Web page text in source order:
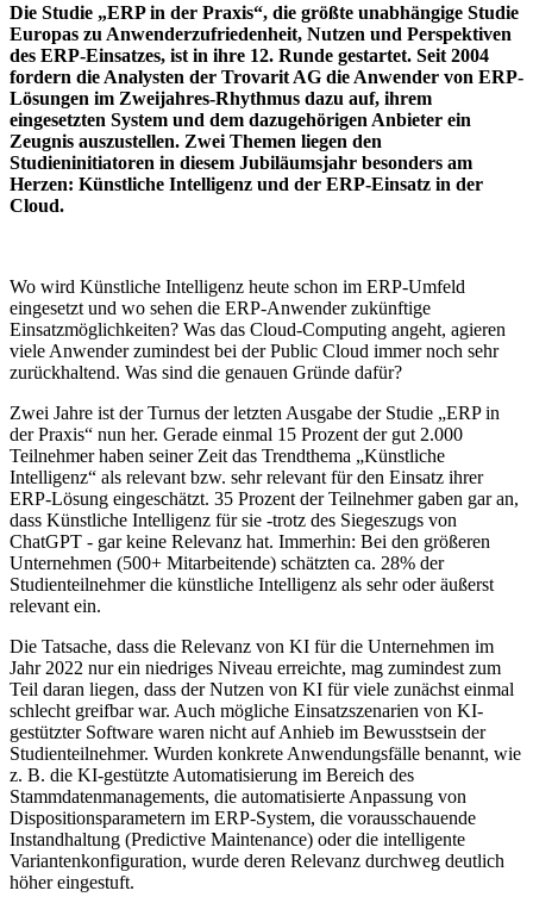
Die Studie „ERP in der Praxis“, die größte unabhängige Studie
Europas zu Anwenderzufriedenheit, Nutzen und Perspektiven
des ERP-Einsatzes, ist in ihre 12. Runde gestartet. Seit 2004
fordern die Analysten der Trovarit AG die Anwender von ERP-
Lösungen im Zweijahres-Rhythmus dazu auf, ihrem
eingesetzten System und dem dazugehörigen Anbieter ein
Zeugnis auszustellen. Zwei Themen liegen den
Studieninitiatoren in diesem Jubiläumsjahr besonders am
Herzen: Künstliche Intelligenz und der ERP-Einsatz in der
Cloud.
Wo wird Künstliche Intelligenz heute schon im ERP-Umfeld
eingesetzt und wo sehen die ERP-Anwender zukünftige
Einsatzmöglichkeiten? Was das Cloud-Computing angeht, agieren
viele Anwender zumindest bei der Public Cloud immer noch sehr
zurückhaltend. Was sind die genauen Gründe dafür?
Zwei Jahre ist der Turnus der letzten Ausgabe der Studie „ERP in
der Praxis“ nun her. Gerade einmal 15 Prozent der gut 2.000
Teilnehmer haben seiner Zeit das Trendthema „Künstliche
Intelligenz“ als relevant bzw. sehr relevant für den Einsatz ihrer
ERP-Lösung eingeschätzt. 35 Prozent der Teilnehmer gaben gar an,
dass Künstliche Intelligenz für sie -trotz des Siegeszugs von
ChatGPT - gar keine Relevanz hat. Immerhin: Bei den größeren
Unternehmen (500+ Mitarbeitende) schätzten ca. 28% der
Studienteilnehmer die künstliche Intelligenz als sehr oder äußerst
relevant ein.
Die Tatsache, dass die Relevanz von KI für die Unternehmen im
Jahr 2022 nur ein niedriges Niveau erreichte, mag zumindest zum
Teil daran liegen, dass der Nutzen von KI für viele zunächst einmal
schlecht greifbar war. Auch mögliche Einsatzszenarien von KI-
gestützter Software waren nicht auf Anhieb im Bewusstsein der
Studienteilnehmer. Wurden konkrete Anwendungsfälle benannt, wie
z. B. die KI-gestützte Automatisierung im Bereich des
Stammdatenmanagements, die automatisierte Anpassung von
Dispositionsparametern im ERP-System, die vorausschauende
Instandhaltung (Predictive Maintenance) oder die intelligente
Variantenkonfiguration, wurde deren Relevanz durchweg deutlich
höher eingestuft.